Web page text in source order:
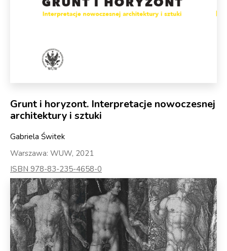
Grunt i horyzont. Interpretacje nowoczesnej
architektury i sztuki
Gabriela Świtek
Warszawa: WUW, 2021
ISBN 978-83-235-4658-0